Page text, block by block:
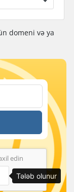
domeni və ya
edin
Tələb olunur